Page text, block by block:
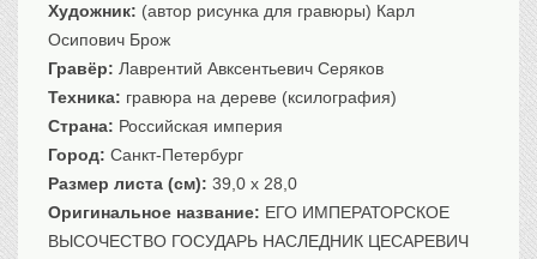
Выставочные экспонаты XVI-XIXв.
Досуг
Разное
Художник: (автор рисунка для гравюры) Карл
Осипович Брож
Гравёр: Лаврентий Авксентьевич Серяков
Техника: гравюра на дереве (ксилография)
Страна: Российская империя
Город: Санкт-Петербург
Размер листа (см): 39,0 x 28,0
Оригинальное название: ЕГО ИМПЕРАТОРСКОЕ
ВЫСОЧЕСТВО ГОСУДАРЬ НАСЛЕДНИК ЦЕСАРЕВИЧ